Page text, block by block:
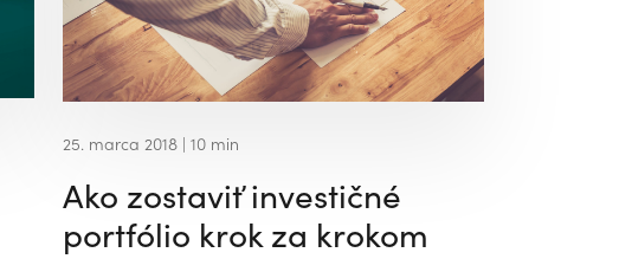
25. marca 2018| 10 min
Ako zostaviť investičné
portfólio krok za krokom